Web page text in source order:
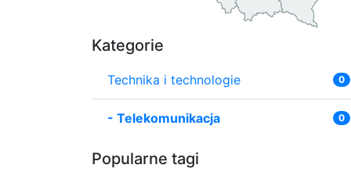
Kategorie
Technika i technologie 0
- Telekomunikacja 0
Popularne tagi